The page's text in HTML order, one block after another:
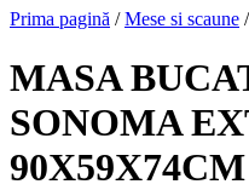
Prima pagină / Mese si scaune /
MASA
SONOMA
90X59X74CM